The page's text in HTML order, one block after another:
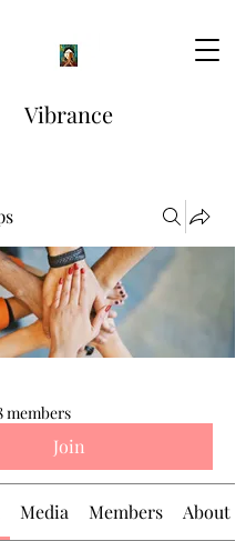
Vibrance
members
Join
Media Members About